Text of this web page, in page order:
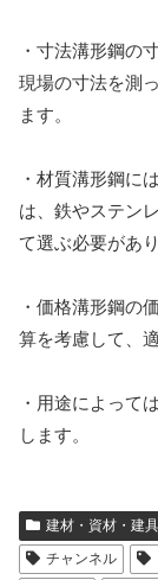
・寸法溝形鋼の
現場の寸法を測
ます。
・材質溝形鋼に
は、鉄やステン
て選ぶ必要があり
・価格溝形鋼の
算を考慮して、
・用途によって
します。
建材・資材・建
チャンネル